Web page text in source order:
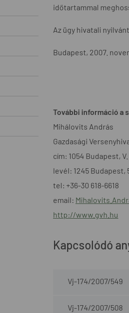
időtartammal
Az ügy hivatali
Budapest, 2007.
További információ a
Mihálovits András
Gazdasági
cím: 1054 Budapest,
levél: 1245 Budapest,
tel: +36-30 618-6618
email:
http://www.gvh.hu
Kapcsolódó
Vj-174/2007/549
Vj-174/2007/508